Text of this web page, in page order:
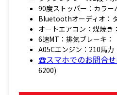
90度ストッパー：カラー
Bluetoothオーディオ：
オートエアコン：煤焼き
6速MT：排気ブレーキ：
A05Cエンジン：210馬力
☎スマホでのお問合
6200)